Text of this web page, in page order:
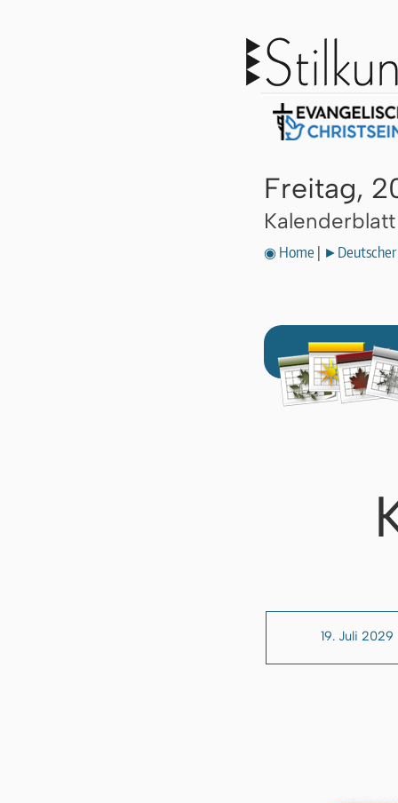
Freitag,
◉ Home ►Deutscher
19. Juli 2029